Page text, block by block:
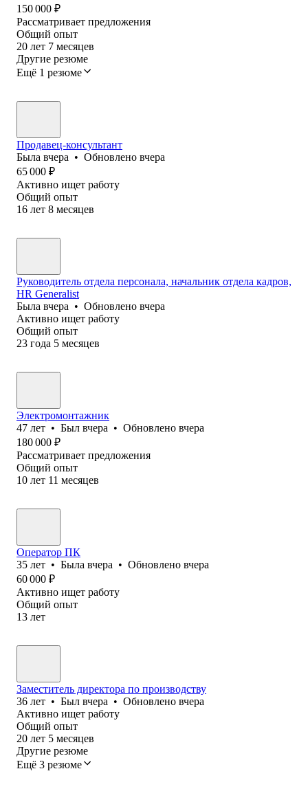
150 000 ₽
Рассматривает предложения
Общий опыт
20 лет 7 месяцев
Другие резюме
Ещё 1 резюме
Продавец-консультант
Была вчера • Обновлено вчера
65 000 ₽
Активно ищет работу
Общий опыт
16 лет 8 месяцев
Руководитель отдела персонала, начальник отдела кадров,
HR Generalist
Была вчера • Обновлено вчера
Активно ищет работу
Общий опыт
23 года 5 месяцев
Электромонтажник
47 лет • Был вчера • Обновлено вчера
180 000 ₽
Рассматривает предложения
Общий опыт
10 лет 11 месяцев
Оператор ПК
35 лет • Была вчера • Обновлено вчера
60 000 ₽
Активно ищет работу
Общий опыт
13 лет
Заместитель директора по производству
36 лет • Был вчера • Обновлено вчера
Активно ищет работу
Общий опыт
20 лет 5 месяцев
Другие резюме
Ещё 3 резюме